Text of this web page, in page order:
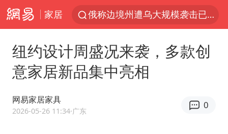
家居
杭州机场已取消航班388架次
美将每月供乌爱国者拦截导弹
纽约设计周盛况来袭，多款创
意家居新品集中亮相
网易家居家具
2026-05-26 11:34·广东
0